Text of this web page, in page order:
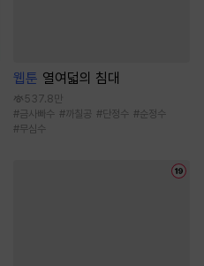
웹툰 열여덟의 침대
537.8만
#금사빠수 #까칠공 #단정수 #순정수
#무심수